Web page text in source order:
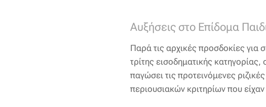
Αυξήσεις στο Επίδομα
Παρά τις αρχικές προσδοκίες για
τρίτης εισοδηματικής κατηγορίας,
παγώσει τις προτεινόμενες
περιουσιακών κριτηρίων που